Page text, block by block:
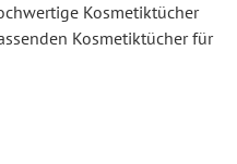
Kosmetiktücher
Kosmetiktücher für